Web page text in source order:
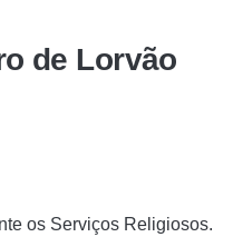
de Lorvão
os Serviços Religiosos.